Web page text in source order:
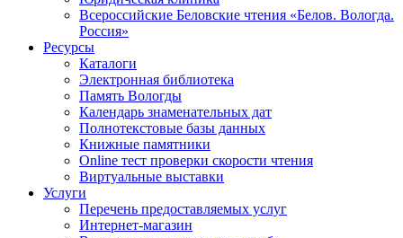
Всероссийские Беловские чтения «Белов. Вологда.
Россия»
Ресурсы
Каталоги
Электронная библиотека
Память Вологды
Календарь знаменательных дат
Полнотекстовые базы данных
Книжные памятники
Online тест проверки скорости чтения
Виртуальные выставки
Услуги
Перечень предоставляемых услуг
Интернет-магазин